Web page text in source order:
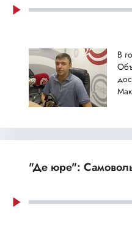
В
"Де юре":